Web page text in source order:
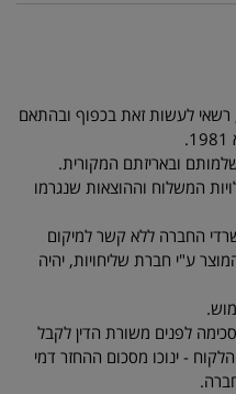
רשאי לעשות זאת בכפוף ובהתאם
המשלוח וההוצאות שנגרמו
החברה ללא קשר למיקום
ע"י חברת שליחויות, יהיה
לפנים משורת הדין לקבל
- ינוכו מסכום ההחזר דמי